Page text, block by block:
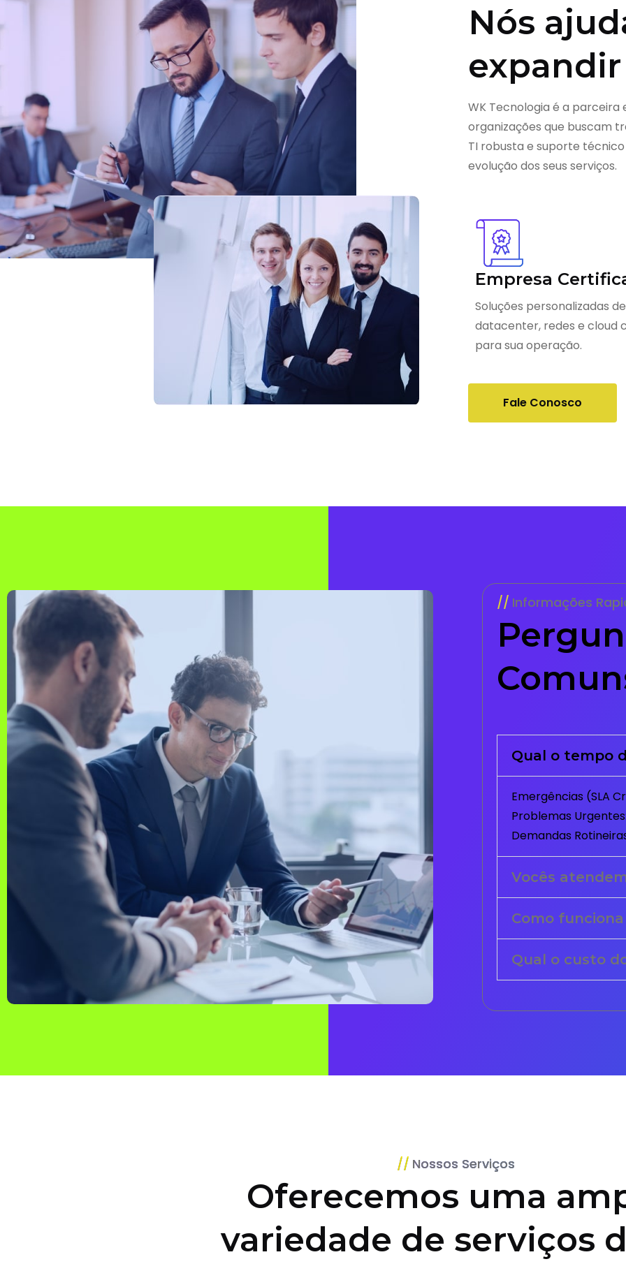
Nós
WK Tecnologia é a
organizações que buscam
TI robusta e suporte
evolução dos seus serviços.
Empresa
Soluções personalizadas de
datacenter, redes e cloud
para sua operação.
Fale Conosco
Informações
Qual o tempo
Emergências (SLA
Problemas
Demandas
Vocês
Como
Qual o custo
Nossos Serviços
Oferecemos uma
variedade de serviços